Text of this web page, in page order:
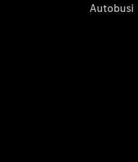
Autobusi